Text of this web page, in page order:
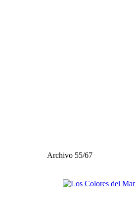
Archivo 55/67